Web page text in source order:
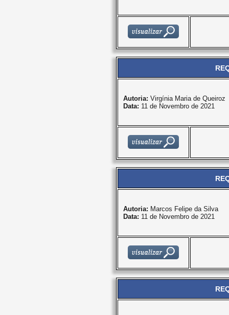
Autoria: Virgínia Maria de Queiroz
Data: 11 de Novembro de 2021
Autoria: Marcos Felipe da Silva
Data: 11 de Novembro de 2021